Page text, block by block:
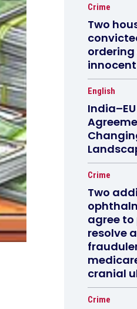
Crime
Two
English
Crime
Two
agree to
resolve
cranial
Crime